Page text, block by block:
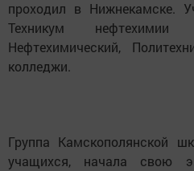
проходил в Нижнекамске.
Техникум нефтехимии
Нефтехимический,
колледжи.
Группа Камскополянской
учащихся, начала свою